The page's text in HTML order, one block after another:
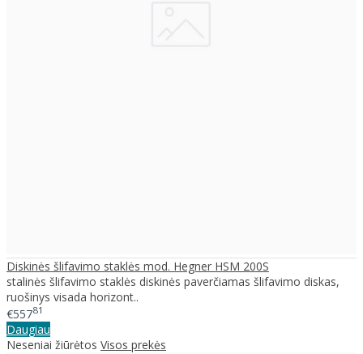
Diskinės šlifavimo staklės mod. Hegner HSM 200S
stalinės šlifavimo staklės diskinės paverčiamas šlifavimo diskas,
ruošinys visada horizont..
€55781
Daugiau
Neseniai žiūrėtos Visos prekės